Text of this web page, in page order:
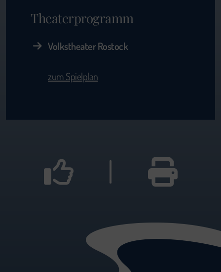
Theaterprogramm
Volkstheater Rostock
zum Spielplan
|